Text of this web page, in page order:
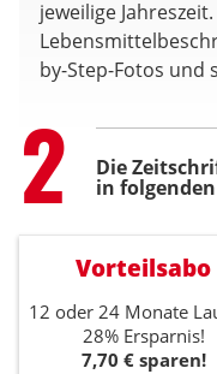
jeweilige
by-Step-Fotos und
Step
2 Die
in
Vorteilsabo
12 oder 24 Monate
28% Ersparnis!
7,70 € sparen!